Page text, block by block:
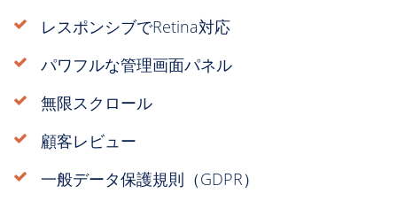
レスポンシブでRetina対応
パワフルな管理画面パネル
無限スクロール
顧客レビュー
一般データ保護規則（GDPR）